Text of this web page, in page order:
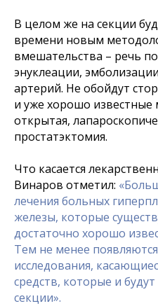
В целом же на секции
времени новым
вмешательства – речь
энуклеации,
артерий. Не обойдут
и уже хорошо известные
открытая,
простатэктомия.
Что касается
Винаров отметил: «
лечения больных
железы, которые
достаточно хорошо
Тем не менее
исследования,
средств, которые и
секции».